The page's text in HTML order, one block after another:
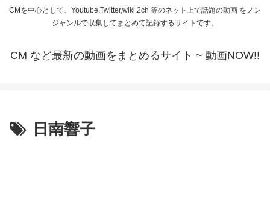
CMを中心として、Youtube,Twitter,wiki,2ch 等のネット上で話題の動画 をノン
ジャンルで収集してまとめて記録するサイトです。
CM など最新の動画をまとめるサイト ~ 動画NOW!!
日南響子